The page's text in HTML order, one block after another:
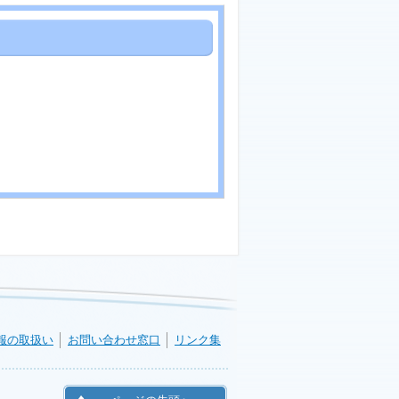
の取扱い お問い合わせ窓口 リンク集